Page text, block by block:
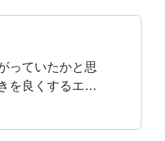
っていたかと思
を良くするエク